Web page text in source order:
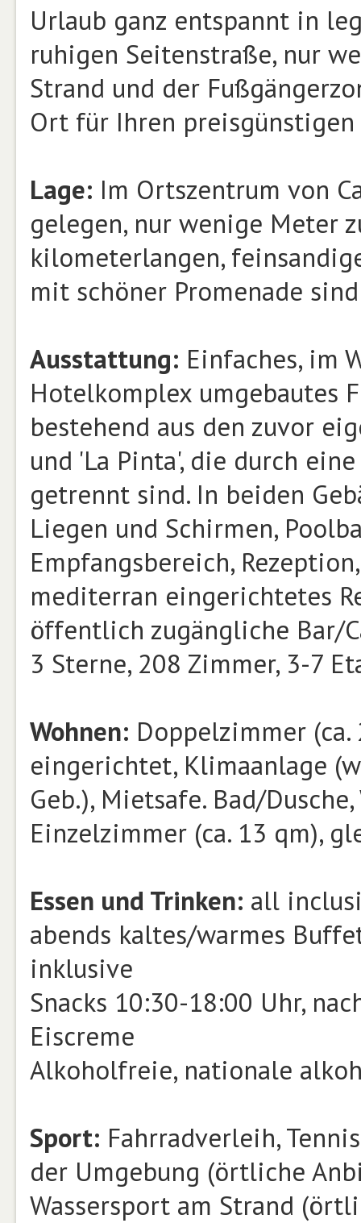
Urlaub ganz entspannt in
ruhigen Seitenstraße, nur
Strand und der
Ort für Ihren
Lage: Im Ortszentrum von
gelegen, nur wenige Meter
kilometerlangen,
mit schöner Promenade
Ausstattung: Einfaches, im
Hotelkomplex umgebautes
bestehend aus den zuvor
und 'La Pinta', die durch
getrennt sind. In beiden
Liegen und Schirmen,
Empfangsbereich,
mediterran eingerichtetes
öffentlich zugängliche Bar/
3 Sterne, 208 Zimmer, 3-7
Wohnen: Doppelzimmer
eingerichtet, Klimaanlage
Geb.), Mietsafe. Bad/Dusche,
Einzelzimmer (ca. 13 qm),
Essen und Trinken: all
abends kaltes/warmes
inklusive
Snacks 10:30-18:00 Uhr,
Eiscreme
Alkoholfreie, nationale
Sport: Fahrradverleih,
der Umgebung (örtliche
Wassersport am Strand